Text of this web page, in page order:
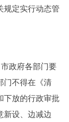
规定实行动态管
政府各部门要
门不得在《清
下放的行政审批
新设、边减边